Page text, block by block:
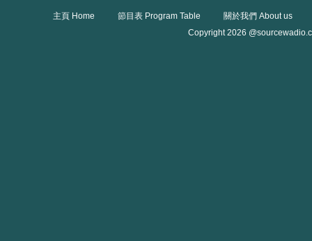
主頁 Home 節目表 Program Table
關於我們 About us
Copyright 2026